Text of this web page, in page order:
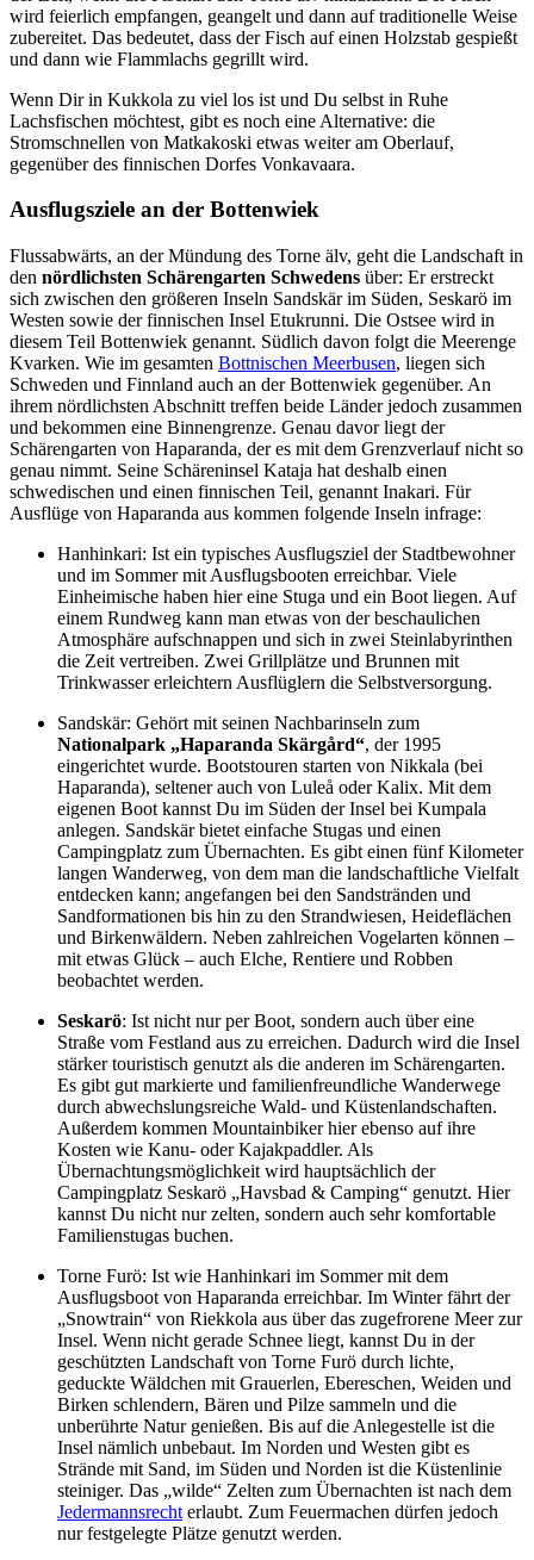
wird feierlich empfangen, geangelt und dann auf traditionelle Weise
zubereitet. Das bedeutet, dass der Fisch auf einen Holzstab gespießt
und dann wie Flammlachs gegrillt wird.
Wenn Dir in Kukkola zu viel los ist und Du selbst in Ruhe
Lachsfischen möchtest, gibt es noch eine Alternative: die
Stromschnellen von Matkakoski etwas weiter am Oberlauf,
gegenüber des finnischen Dorfes Vonkavaara.
Ausflugsziele an der Bottenwiek
Flussabwärts, an der Mündung des Torne älv, geht die Landschaft in
den nördlichsten Schärengarten Schwedens über: Er erstreckt
sich zwischen den größeren Inseln Sandskär im Süden, Seskarö im
Westen sowie der finnischen Insel Etukrunni. Die Ostsee wird in
diesem Teil Bottenwiek genannt. Südlich davon folgt die Meerenge
Kvarken. Wie im gesamten Bottnischen Meerbusen, liegen sich
Schweden und Finnland auch an der Bottenwiek gegenüber. An
ihrem nördlichsten Abschnitt treffen beide Länder jedoch zusammen
und bekommen eine Binnengrenze. Genau davor liegt der
Schärengarten von Haparanda, der es mit dem Grenzverlauf nicht so
genau nimmt. Seine Schäreninsel Kataja hat deshalb einen
schwedischen und einen finnischen Teil, genannt Inakari. Für
Ausflüge von Haparanda aus kommen folgende Inseln infrage:
Hanhinkari: Ist ein typisches Ausflugsziel der Stadtbewohner
und im Sommer mit Ausflugsbooten erreichbar. Viele
Einheimische haben hier eine Stuga und ein Boot liegen. Auf
einem Rundweg kann man etwas von der beschaulichen
Atmosphäre aufschnappen und sich in zwei Steinlabyrinthen
die Zeit vertreiben. Zwei Grillplätze und Brunnen mit
Trinkwasser erleichtern Ausflüglern die Selbstversorgung.
Sandskär: Gehört mit seinen Nachbarinseln zum
Nationalpark „Haparanda Skärgård“, der 1995
eingerichtet wurde. Bootstouren starten von Nikkala (bei
Haparanda), seltener auch von Luleå oder Kalix. Mit dem
eigenen Boot kannst Du im Süden der Insel bei Kumpala
anlegen. Sandskär bietet einfache Stugas und einen
Campingplatz zum Übernachten. Es gibt einen fünf Kilometer
langen Wanderweg, von dem man die landschaftliche Vielfalt
entdecken kann; angefangen bei den Sandstränden und
Sandformationen bis hin zu den Strandwiesen, Heideflächen
und Birkenwäldern. Neben zahlreichen Vogelarten können –
mit etwas Glück – auch Elche, Rentiere und Robben
beobachtet werden.
Seskarö: Ist nicht nur per Boot, sondern auch über eine
Straße vom Festland aus zu erreichen. Dadurch wird die Insel
stärker touristisch genutzt als die anderen im Schärengarten.
Es gibt gut markierte und familienfreundliche Wanderwege
durch abwechslungsreiche Wald- und Küstenlandschaften.
Außerdem kommen Mountainbiker hier ebenso auf ihre
Kosten wie Kanu- oder Kajakpaddler. Als
Übernachtungsmöglichkeit wird hauptsächlich der
Campingplatz Seskarö „Havsbad & Camping“ genutzt. Hier
kannst Du nicht nur zelten, sondern auch sehr komfortable
Familienstugas buchen.
Torne Furö: Ist wie Hanhinkari im Sommer mit dem
Ausflugsboot von Haparanda erreichbar. Im Winter fährt der
„Snowtrain“ von Riekkola aus über das zugefrorene Meer zur
Insel. Wenn nicht gerade Schnee liegt, kannst Du in der
geschützten Landschaft von Torne Furö durch lichte,
geduckte Wäldchen mit Grauerlen, Ebereschen, Weiden und
Birken schlendern, Bären und Pilze sammeln und die
unberührte Natur genießen. Bis auf die Anlegestelle ist die
Insel nämlich unbebaut. Im Norden und Westen gibt es
Strände mit Sand, im Süden und Norden ist die Küstenlinie
steiniger. Das „wilde“ Zelten zum Übernachten ist nach dem
Jedermannsrecht erlaubt. Zum Feuermachen dürfen jedoch
nur festgelegte Plätze genutzt werden.